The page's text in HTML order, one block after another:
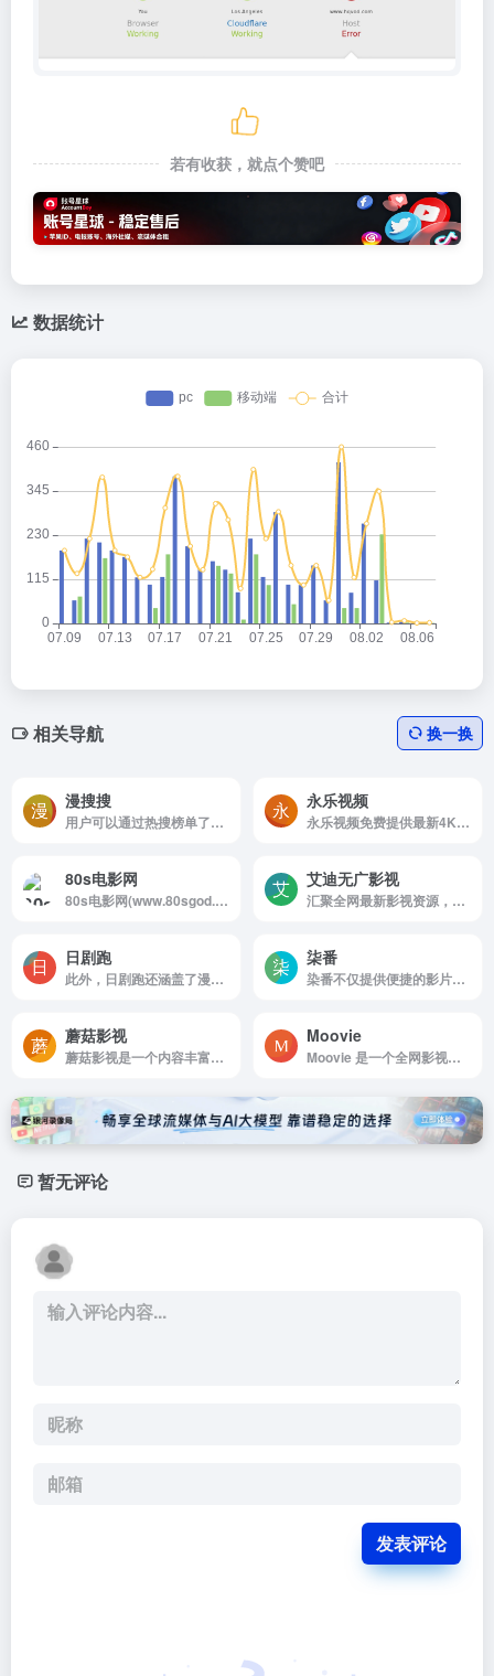
若有收获，就点个赞吧
数据统计
相关导航 换一换
漫搜搜
用户可以通过热搜榜单了解当前最受欢迎的动漫，同时也能查看高分推荐，帮助他们发现优质作品。漫搜搜还提供了浏览记录功能，方便用户随时回顾之前观看的内容。
永乐视频
永乐视频免费提供最新4K高清电影在线观看,最热门电视剧免费下载,收录最全的综艺片,动漫,台剧,日剧,泰剧,韩剧,美剧,全都有.用心做好站,全球更新最快No.1
80s电影网
80s电影网(www.80sgod.com)提供最新高清MP4电影,电视剧,动漫下载.采用迅雷磁力链方式下载,免费手机电影电视剧就上80s电影天堂
艾迪无广影视
汇聚全网最新影视资源，免费一键保存到网盘后观看
日剧跑
此外，日剧跑还涵盖了漫画改编的影视作品，丰富了用户的选择。通过FIX字幕和其他字幕组的支持，用户可以轻松找到带有中文字幕的影视资源，提升观影体验。无论是资深影迷还是新手，日剧跑都能满足他们对日剧和动漫的热爱。
柒番
染番不仅提供便捷的影片索引和导航，还定期更新热门标签和新番推荐，让每位访客都能轻松找到自己喜爱的内容。加入染番，开启你的动漫之旅!
蘑菇影视
蘑菇影视是一个内容丰富、资源齐全的优质影视网站
Moovie
Moovie 是一个全网影视聚合搜索网站，支持一键搜索各大资源平台的电影、电视剧和综艺节目，让你轻松找到想看的影片。首页实时更新豆瓣热门影视榜单，无需注册，即搜即看。
暂无评论
发表评论